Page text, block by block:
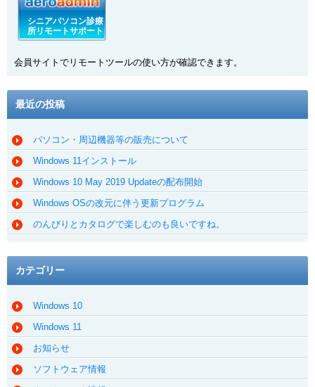
シニアパソコン診療
所リモートサポート
会員サイトでリモートツールの使い方が確認できます。
最近の投稿
パソコン・周辺機器等の販売について
Windows 11インストール
Windows 10 May 2019 Updateの配布開始
Windows OSの改元に伴う更新プログラム
のんびりとカタログで楽しむのも良いですね。
カテゴリー
Windows 10
Windows 11
お知らせ
ソフトウェア情報